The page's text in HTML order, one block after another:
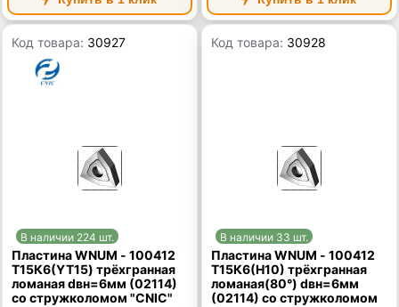
Код товара: 30927
В наличии 224 шт.
Пластина WNUM - 100412
Т15К6(YT15) трёхгранная
ломаная dвн=6мм (02114)
со стружколомом "CNIC"
Код товара: 30928
В наличии 33 шт.
Пластина WNUM - 100412
Т15К6(Н10) трёхгранная
ломаная(80°) dвн=6мм
(02114) со стружколомом